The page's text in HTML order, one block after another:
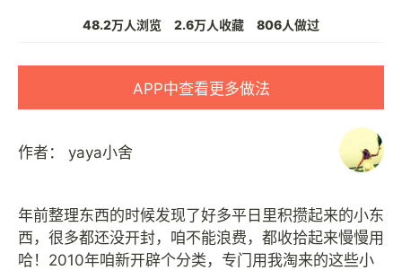
48.2万人浏览 2.6万人收藏 806人做过
APP中查看更多做法
作者： yaya小舍
年前整理东西的时候发现了好多平日里积攒起来的小东
西，很多都还没开封，咱不能浪费，都收拾起来慢慢用
哈！2010年咱新开辟个分类，专门用我淘来的这些小